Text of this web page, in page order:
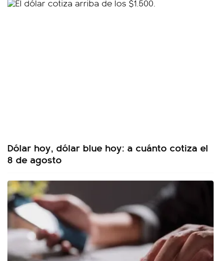
Dólar hoy, dólar blue hoy: a cuánto cotiza el
8 de agosto